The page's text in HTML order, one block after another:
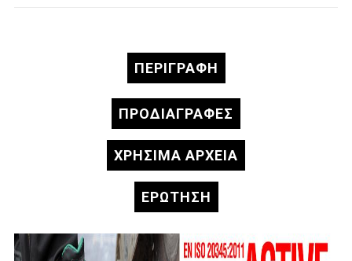
ΠΕΡΙΓΡΑΦΉ
ΠΡΟΔΙΑΓΡΑΦΈΣ
ΧΡΗΣΙΜΑ ΑΡΧΕΙΑ
ΕΡΏΤΗΣΗ